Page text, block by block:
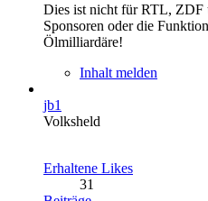
Dies ist nicht für RTL, ZDF
Sponsoren oder die
Ölmilliardäre!
Inhalt melden
jb1
Volksheld
Erhaltene Likes
31